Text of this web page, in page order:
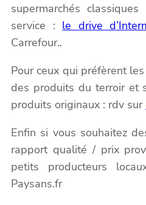
supermarchés
service : le drive
Carrefour..
Pour ceux qui préfèrent
des produits du terroir et
produits originaux : rdv sur
Enfin si vous souhaitez
rapport qualité / prix
petits producteurs
Paysans.fr